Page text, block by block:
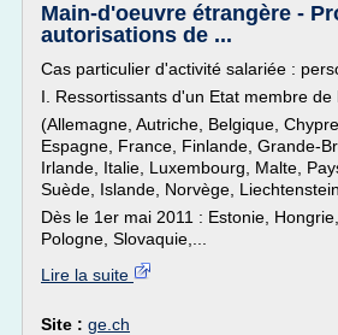
Main-d'oeuvre étrangère -
autorisations de ...
Cas particulier d'activité salariée :
I. Ressortissants d'un Etat membre de
(Allemagne, Autriche, Belgique,
Espagne, France, Finlande, Grande-
Irlande, Italie, Luxembourg, Malte,
Suède, Islande, Norvège, Liechtenstein.
Dès le 1er mai 2011 : Estonie,
Pologne, Slovaquie,...
Lire la suite
Site : ge.ch